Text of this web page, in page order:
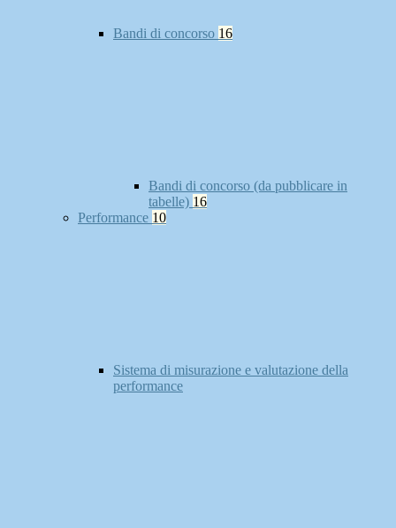
Bandi di concorso 16
Bandi di concorso (da pubblicare in
tabelle) 16
Performance 10
Sistema di misurazione e valutazione della
performance